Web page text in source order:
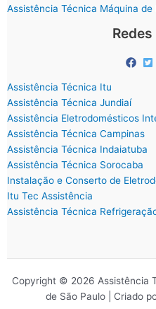
Assistência Técnica Máquina
Assistência Técnica Itu
Assistência Técnica Jundiaí
Assistência Eletrodomésticos
Assistência Técnica Campinas
Assistência Técnica Indaiatuba
Assistência Técnica Sorocaba
Instalação e Conserto de
Itu Tec Assistência
Assistência Técnica
Copyright © 2026 Assistência
de São Paulo | Criado